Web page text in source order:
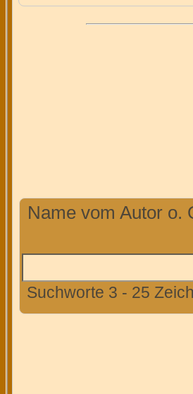
Name vom Autor o.
Suchworte 3 - 25